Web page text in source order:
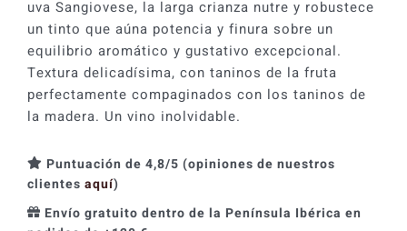
cantidad
uva Sangiovese, la larga crianza nutre y robustece
un tinto que aúna potencia y finura sobre un
equilibrio aromático y gustativo excepcional.
Textura delicadísima, con taninos de la fruta
perfectamente compaginados con los taninos de
la madera. Un vino inolvidable.
Puntuación de 4,8/5 (opiniones de nuestros
clientes aquí)
Envío gratuito dentro de la Península Ibérica en